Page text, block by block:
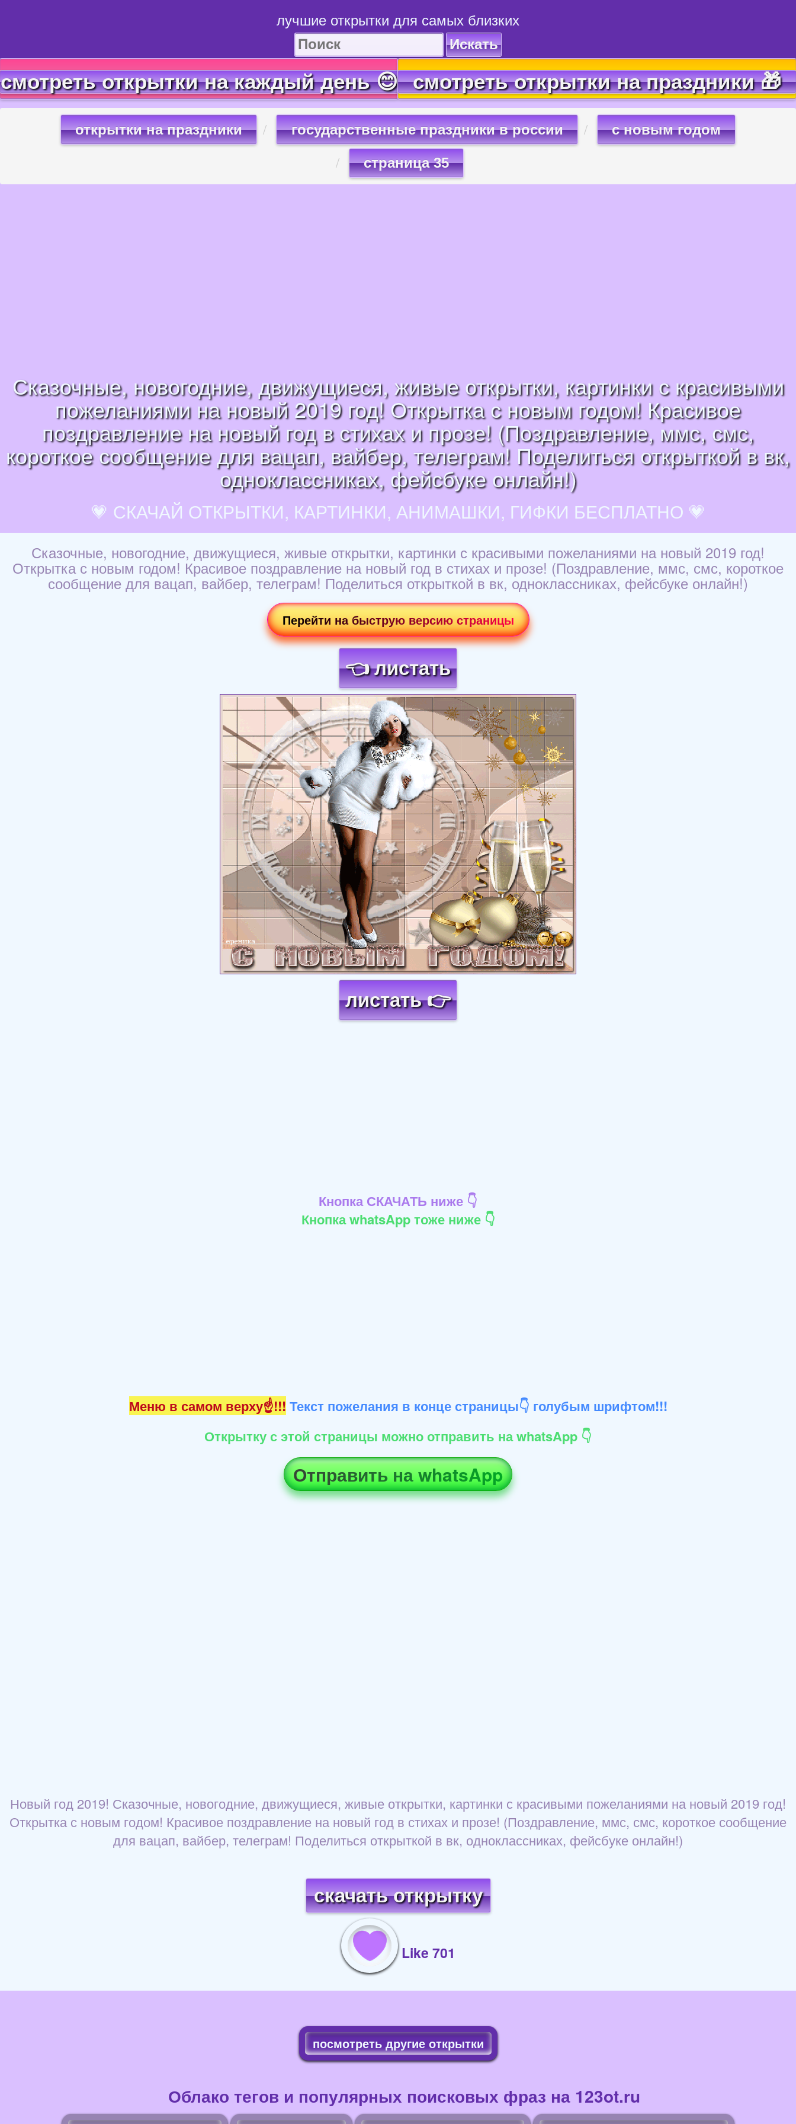
лучшие открытки для самых близких
Искать
смотреть открытки на каждый день 😊 смотреть открытки на праздники 🎁
открытки на праздники государственные праздники в россии с новым годом
страница 35
Сказочные, новогодние, движущиеся, живые открытки, картинки с красивыми
пожеланиями на новый 2019 год! Открытка с новым годом! Красивое
поздравление на новый год в стихах и прозе! (Поздравление, ммс, смс,
короткое сообщение для вацап, вайбер, телеграм! Поделиться открыткой в вк,
одноклассниках, фейсбуке онлайн!)
💗 СКАЧАЙ ОТКРЫТКИ, КАРТИНКИ, АНИМАШКИ, ГИФКИ БЕСПЛАТНО 💗
Сказочные, новогодние, движущиеся, живые открытки, картинки с красивыми пожеланиями на новый 2019 год!
Открытка с новым годом! Красивое поздравление на новый год в стихах и прозе! (Поздравление, ммс, смс, короткое
сообщение для вацап, вайбер, телеграм! Поделиться открыткой в вк, одноклассниках, фейсбуке онлайн!)
Перейти на быструю версию страницы
👈 листать
Загрузка картинки...
листать 👉
Кнопка СКАЧАТЬ ниже 👇
Кнопка whatsApp тоже ниже 👇
Меню в самом верху☝!!! Текст пожелания в конце страницы👇 голубым шрифтом!!!
Открытку с этой страницы можно отправить на whatsApp 👇
Отправить на whatsApp
Новый год 2019! Сказочные, новогодние, движущиеся, живые открытки, картинки с красивыми пожеланиями на новый 2019 год!
Открытка с новым годом! Красивое поздравление на новый год в стихах и прозе! (Поздравление, ммс, смс, короткое сообщение
для вацап, вайбер, телеграм! Поделиться открыткой в вк, одноклассниках, фейсбуке онлайн!)
скачать открытку
Like 701
посмотреть другие открытки
Облако тегов и популярных поисковых фраз на 123ot.ru